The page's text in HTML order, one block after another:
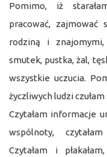
Pomimo, iż
pracować, zajmować
rodziną i
smutek, pustka, żal,
wszystkie uczucia.
życzliwych ludzi
Czytałam informacje
wspólnoty,
Czytałam i